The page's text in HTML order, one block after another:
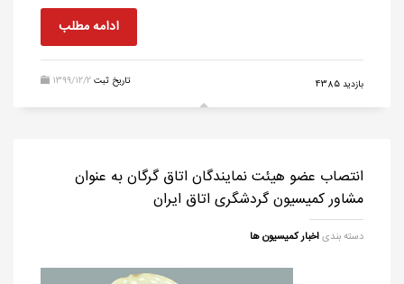
ادامه مطلب
1399/12/2تاریخ ثبت بازدید 4385
انتصاب عضو هیئت نمایندگان اتاق گرگان به عنوان
مشاور کمیسیون گردشگری اتاق ایران
دسته بندیاخبار کمیسیون ها